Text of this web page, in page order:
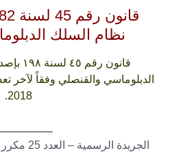
نظام السلك
قانون
2018.
الجريدة الرسمية – العدد 25 مكرر – في 26 يونية سنة 1982